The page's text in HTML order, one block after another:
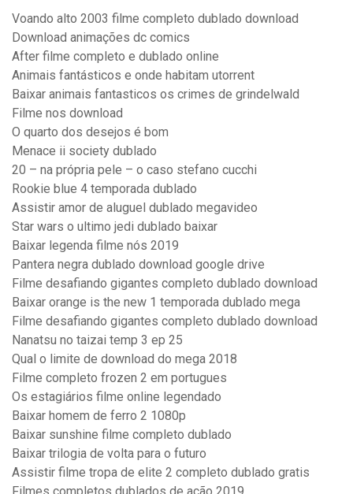
Voando alto 2003 filme completo dublado download
Download animações dc comics
After filme completo e dublado online
Animais fantásticos e onde habitam utorrent
Baixar animais fantasticos os crimes de grindelwald
Filme nos download
O quarto dos desejos é bom
Menace ii society dublado
20 – na própria pele – o caso stefano cucchi
Rookie blue 4 temporada dublado
Assistir amor de aluguel dublado megavideo
Star wars o ultimo jedi dublado baixar
Baixar legenda filme nós 2019
Pantera negra dublado download google drive
Filme desafiando gigantes completo dublado download
Baixar orange is the new 1 temporada dublado mega
Filme desafiando gigantes completo dublado download
Nanatsu no taizai temp 3 ep 25
Qual o limite de download do mega 2018
Filme completo frozen 2 em portugues
Os estagiários filme online legendado
Baixar homem de ferro 2 1080p
Baixar sunshine filme completo dublado
Baixar trilogia de volta para o futuro
Assistir filme tropa de elite 2 completo dublado gratis